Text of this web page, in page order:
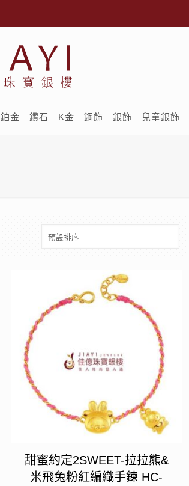
鉑金 鑽石 K金 鋼飾 銀飾 兒童銀飾
甜蜜約定2SWEET-拉拉熊&
米飛兔粉紅編織手鍊 HC-